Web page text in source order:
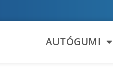
AUTÓGUMI